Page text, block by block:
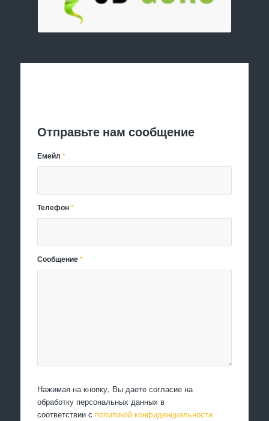
Отправьте нам сообщение
Емейл*
Телефон*
Сообщение*
Нажимая на кнопку, Вы даете согласие на
обработку персональных данных в
соответствии с политикой конфиденциальности